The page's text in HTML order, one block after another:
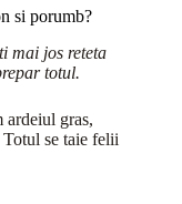
si porumb?
mai jos reteta
totul.
ardeiul gras,
Totul se taie felii